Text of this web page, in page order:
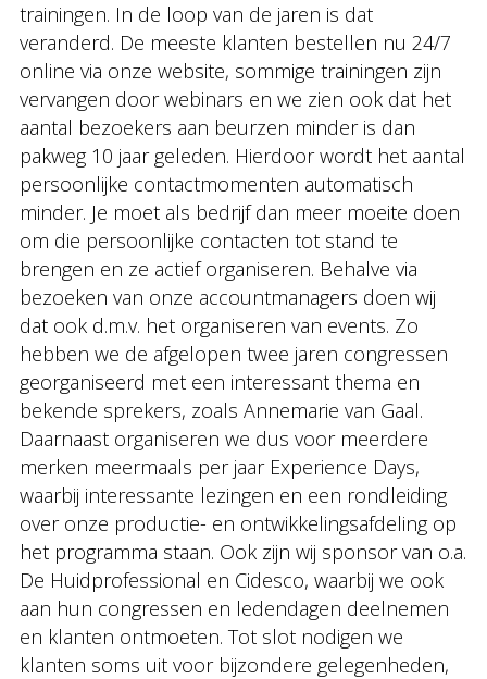
trainingen. In de loop van de jaren is dat
veranderd. De meeste klanten bestellen nu 24/7
online via onze website, sommige trainingen zijn
vervangen door webinars en we zien ook dat het
aantal bezoekers aan beurzen minder is dan
pakweg 10 jaar geleden. Hierdoor wordt het aantal
persoonlijke contactmomenten automatisch
minder. Je moet als bedrijf dan meer moeite doen
om die persoonlijke contacten tot stand te
brengen en ze actief organiseren. Behalve via
bezoeken van onze accountmanagers doen wij
dat ook d.m.v. het organiseren van events. Zo
hebben we de afgelopen twee jaren congressen
georganiseerd met een interessant thema en
bekende sprekers, zoals Annemarie van Gaal.
Daarnaast organiseren we dus voor meerdere
merken meermaals per jaar Experience Days,
waarbij interessante lezingen en een rondleiding
over onze productie- en ontwikkelingsafdeling op
het programma staan. Ook zijn wij sponsor van o.a.
De Huidprofessional en Cidesco, waarbij we ook
aan hun congressen en ledendagen deelnemen
en klanten ontmoeten. Tot slot nodigen we
klanten soms uit voor bijzondere gelegenheden,